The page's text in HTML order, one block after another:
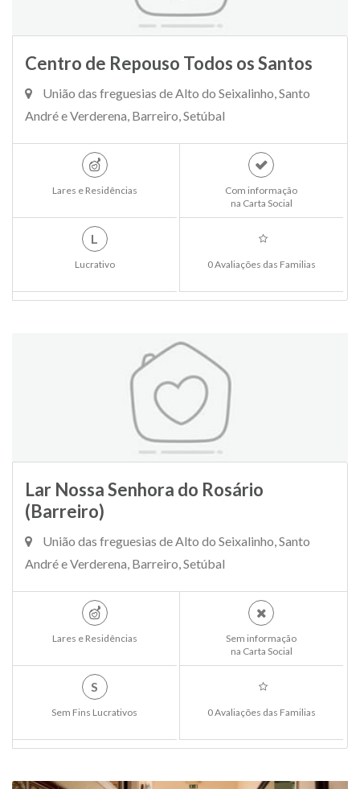
Centro de Repouso Todos os Santos
União das freguesias de Alto do Seixalinho, Santo
André e Verderena, Barreiro, Setúbal
Lares e Residências
Com informação
na Carta Social
L
Lucrativo 0 Avaliações das Familias
Lar Nossa Senhora do Rosário
(Barreiro)
União das freguesias de Alto do Seixalinho, Santo
André e Verderena, Barreiro, Setúbal
Lares e Residências
Sem informação
na Carta Social
S
Sem Fins Lucrativos 0 Avaliações das Familias